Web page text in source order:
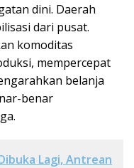
dini. Daerah
dari pusat.
komoditas
mempercepat
belanja
benar
Lagi, Antrean